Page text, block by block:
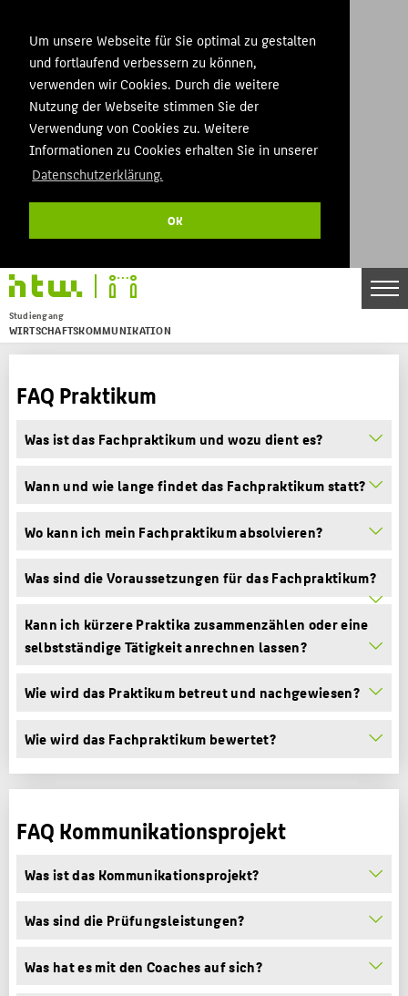
Um unsere Webseite für Sie optimal zu gestalten
und fortlaufend verbessern zu können,
verwenden wir Cookies. Durch die weitere
Nutzung der Webseite stimmen Sie der
Verwendung von Cookies zu. Weitere
Informationen zu Cookies erhalten Sie in unserer
Datenschutzerklärung.
OK
Studiengang
WIRTSCHAFTSKOMMUNIKATION
Menu
FAQ Praktikum
Was ist das Fachpraktikum und wozu dient es?
Wann und wie lange findet das Fachpraktikum statt?
Wo kann ich mein Fachpraktikum absolvieren?
Was sind die Voraussetzungen für das Fachpraktikum?
Kann ich kürzere Praktika zusammenzählen oder eine
selbstständige Tätigkeit anrechnen lassen?
Wie wird das Praktikum betreut und nachgewiesen?
Wie wird das Fachpraktikum bewertet?
FAQ Kommunikationsprojekt
Was ist das Kommunikationsprojekt?
Was sind die Prüfungsleistungen?
Was hat es mit den Coaches auf sich?
BACHELOR
MASTER
FAQ
PERSONEN
BELIEBTE SEITEN
DIGITALE DIENSTE